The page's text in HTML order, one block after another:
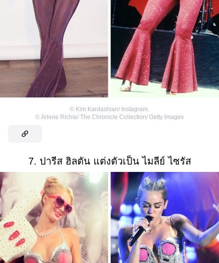
© Kim Kardashian/ Instagram,
© Arlene Richie/ The Chronicle Collection/ Getty Images
7. ปารีส ฮิลตัน แต่งตัวเป็น ไมลีย์ ไซรัส